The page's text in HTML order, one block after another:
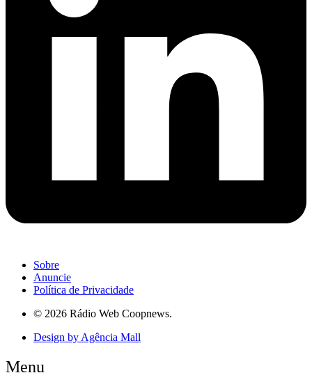
Sobre
Anuncie
Política de Privacidade
© 2026 Rádio Web Coopnews.
Design by Agência Mall
Menu